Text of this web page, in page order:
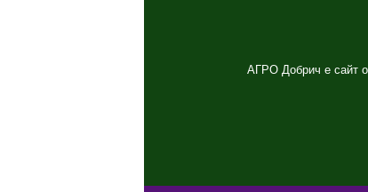
АГРО Добрич е сайт